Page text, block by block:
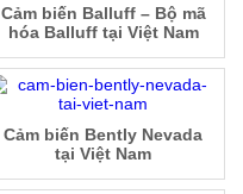
Cảm biến Balluff – Bộ mã
hóa Balluff tại Việt Nam
Cảm biến Bently Nevada
tại Việt Nam